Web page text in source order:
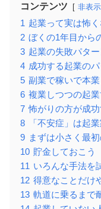
コンテンツ 非表示
1 起業って実は怖
2 ぼくの1年目から
3 起業の失敗パタ
4 成功する起業の
5 副業で稼いで本
6 複業しつつの起
7 怖がりの方が成功
8
「不安症」は起
9 まずは小さく最
10 貯金しておこう
11 いろんな手法を
12 得意なことだけ
13 軌道に乗るまで